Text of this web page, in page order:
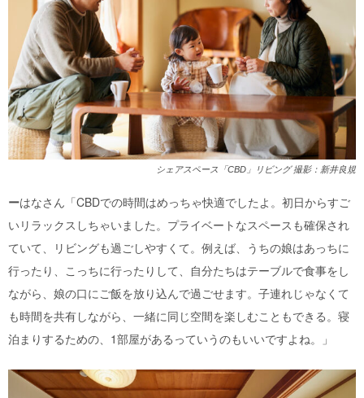
シェアスペース「CBD」リビング 撮影：新井良規
ーはなさん「CBDでの時間はめっちゃ快適でしたよ。初日からすご
いリラックスしちゃいました。プライベートなスペースも確保され
ていて、リビングも過ごしやすくて。例えば、うちの娘はあっちに
行ったり、こっちに行ったりして、自分たちはテーブルで食事をし
ながら、娘の口にご飯を放り込んで過ごせます。子連れじゃなくて
も時間を共有しながら、一緒に同じ空間を楽しむこともできる。寝
泊まりするための、1部屋があるっていうのもいいですよね。」